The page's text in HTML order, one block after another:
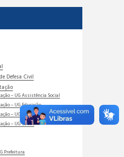
Defesa Civil
– UG Assistência Social
– UG Educação
– UG Prefeitura
– UG Saúde
Prefeitura